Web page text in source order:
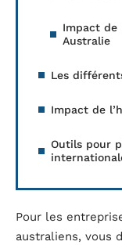
Impact de
Australie
Les
Impact de
Outils pour
Pour les
australiens, vous